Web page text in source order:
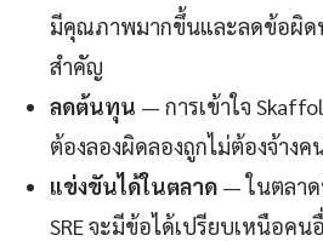
มีคุณภาพมากขึ้นและลดข้อผิด
สำคัญ
ลดต้นทุน — การเข้าใจ
ต้องลองผิดลองถูกไม่ต้องจ้าง
แข่งขันได้ในตลาด — ในตลาด
SRE จะมีข้อได้เปรียบเหนือคน